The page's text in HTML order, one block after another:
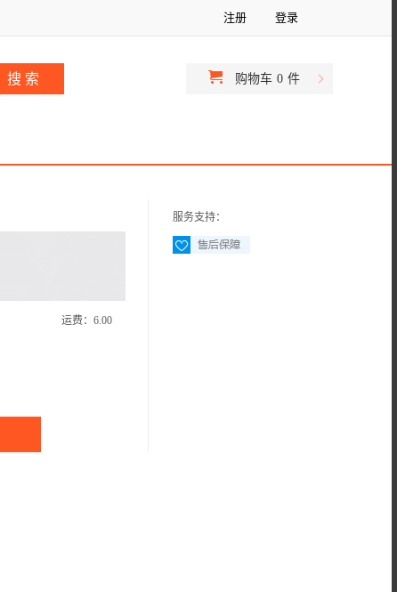
注册 登录
购物车 0 件
运费： 6.00
服务支持：